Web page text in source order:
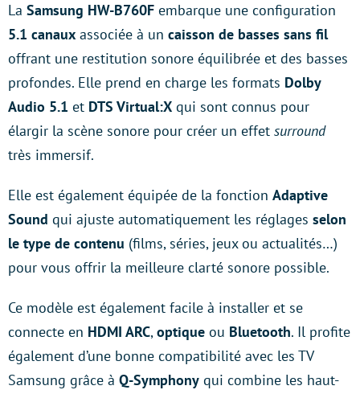
La Samsung HW-B760F embarque une configuration
5.1 canaux associée à un caisson de basses sans fil
offrant une restitution sonore équilibrée et des basses
profondes. Elle prend en charge les formats Dolby
Audio 5.1 et DTS Virtual:X qui sont connus pour
élargir la scène sonore pour créer un effet surround
très immersif.
Elle est également équipée de la fonction Adaptive
Sound qui ajuste automatiquement les réglages selon
le type de contenu (films, séries, jeux ou actualités…)
pour vous offrir la meilleure clarté sonore possible.
Ce modèle est également facile à installer et se
connecte en HDMI ARC,optique ou Bluetooth. Il profite
également d’une bonne compatibilité avec les TV
Samsung grâce à Q-Symphony qui combine les haut-